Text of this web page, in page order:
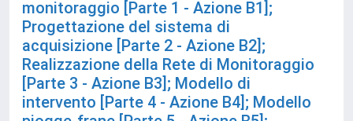
monitoraggio [Parte 1 - Azione B1];
Progettazione del sistema di
acquisizione [Parte 2 - Azione B2];
Realizzazione della Rete di Monitoraggio
[Parte 3 - Azione B3]; Modello di
intervento [Parte 4 - Azione B4]; Modello